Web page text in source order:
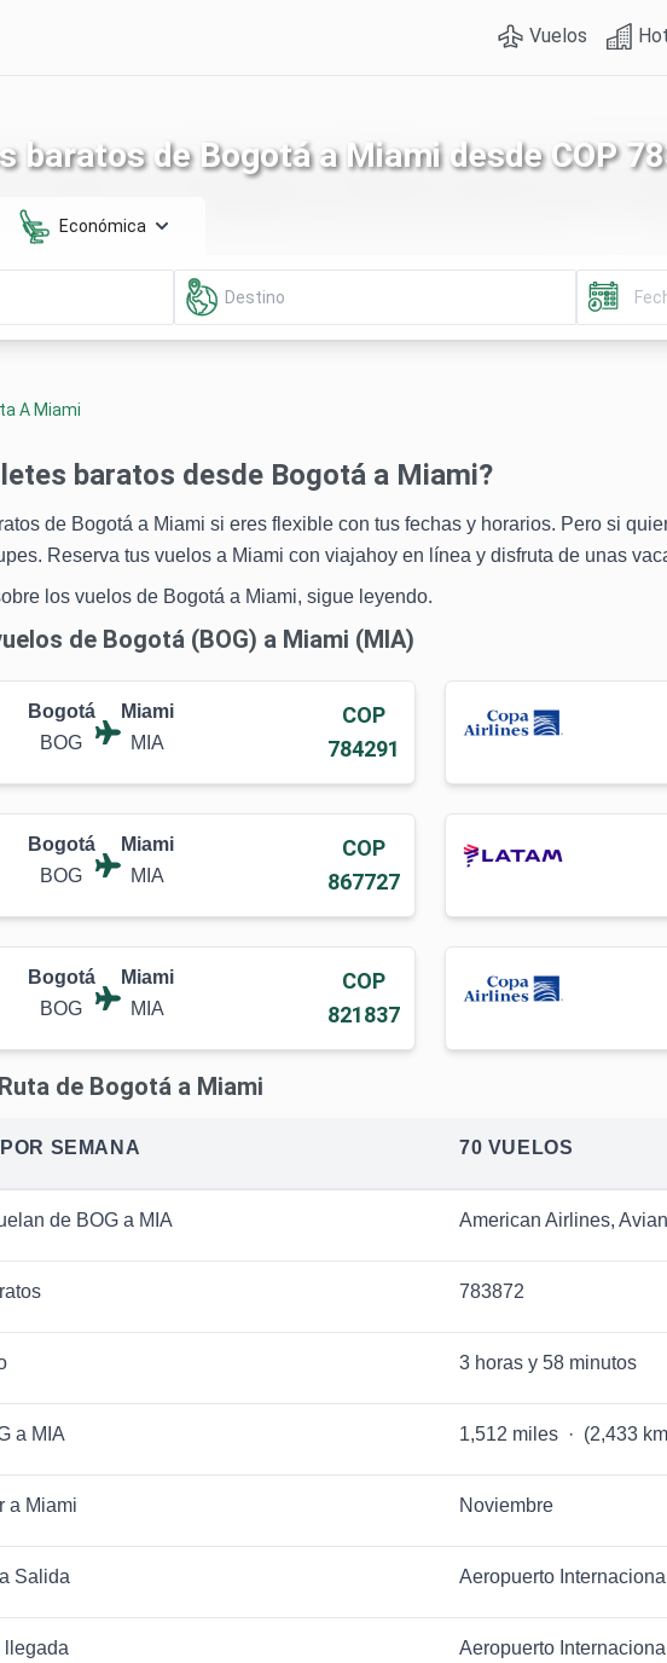
Vuelos
baratos de Bogotá a Miami desde COP
Económica
A Miami
baratos desde Bogotá a Miami?
de Bogotá a Miami si eres flexible con tus fechas y horarios. Pero si
Reserva tus vuelos a Miami con viajahoy en línea y disfruta de unas
los vuelos de Bogotá a Miami, sigue leyendo.
de Bogotá (BOG) a Miami (MIA)
Bogotá
BOG
Miami
MIA
COP
784291
Bogotá
BOG
Miami
MIA
COP
867727
Bogotá
BOG
Miami
MIA
COP
821837
de Bogotá a Miami
SEMANA 70 VUELOS
de BOG a MIA American Airlines,
783872
3 horas y 58 minutos
a MIA 1,512 miles · (2,433
a Miami Noviembre
Salida Aeropuerto
llegada Aeropuerto